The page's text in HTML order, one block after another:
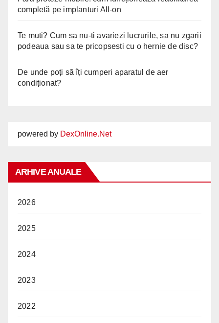
completă pe implanturi All-on
Te muti? Cum sa nu-ti avariezi lucrurile, sa nu zgarii
podeaua sau sa te pricopsesti cu o hernie de disc?
De unde poți să îți cumperi aparatul de aer
condiționat?
powered by DexOnline.Net
ARHIVE ANUALE
2026
2025
2024
2023
2022